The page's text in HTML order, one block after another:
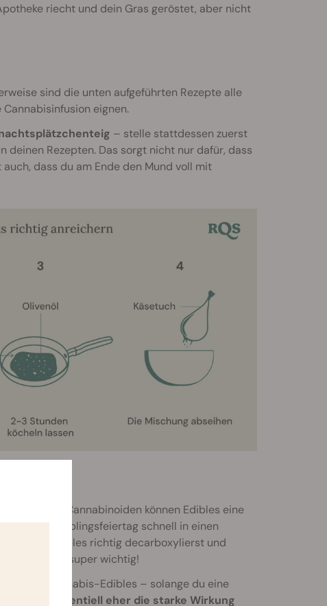
riecht und dein Gras geröstet, aber nicht
sind die unten aufgeführten Rezepte alle
eignen.
– stelle stattdessen zuerst
deinen Rezepten. Das sorgt nicht nur dafür, dass
dass du am Ende den Mund voll mit
an Cannabinoiden können Edibles eine
deinen Lieblingsfeiertag schnell in einen
du deine Edibles richtig decarboxylierst und
denn das ist super wichtig!
von Cannabis-Edibles – solange du eine
potentiell eher die starke Wirkung